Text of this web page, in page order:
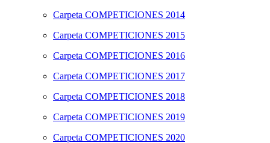
Carpeta COMPETICIONES 2014
Carpeta COMPETICIONES 2015
Carpeta COMPETICIONES 2016
Carpeta COMPETICIONES 2017
Carpeta COMPETICIONES 2018
Carpeta COMPETICIONES 2019
Carpeta COMPETICIONES 2020